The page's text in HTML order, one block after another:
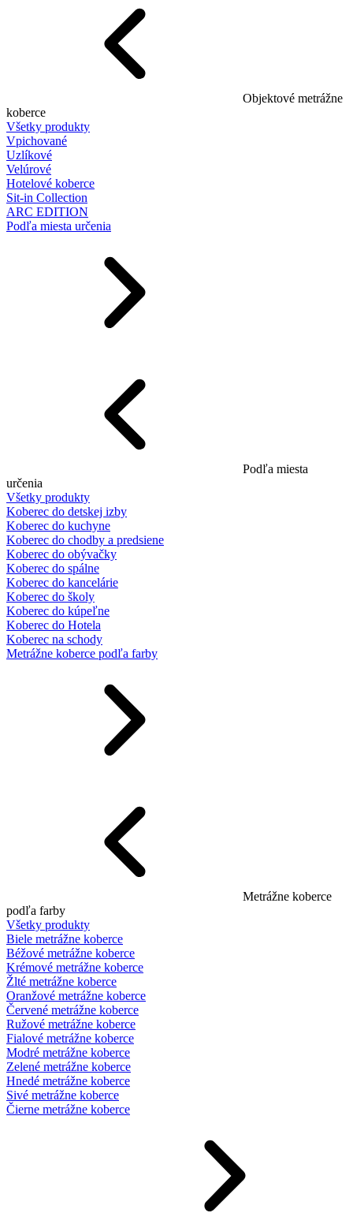
Objektové metrážne
koberce
Všetky produkty
Vpichované
Uzlíkové
Velúrové
Hotelové koberce
Sit-in Collection
ARC EDITION
Podľa miesta určenia
Podľa miesta
určenia
Všetky produkty
Koberec do detskej izby
Koberec do kuchyne
Koberec do chodby a predsiene
Koberec do obývačky
Koberec do spálne
Koberec do kancelárie
Koberec do školy
Koberec do kúpeľne
Koberec do Hotela
Koberec na schody
Metrážne koberce podľa farby
Metrážne koberce
podľa farby
Všetky produkty
Biele metrážne koberce
Béžové metrážne koberce
Krémové metrážne koberce
Žlté metrážne koberce
Oranžové metrážne koberce
Červené metrážne koberce
Ružové metrážne koberce
Fialové metrážne koberce
Modré metrážne koberce
Zelené metrážne koberce
Hnedé metrážne koberce
Sivé metrážne koberce
Čierne metrážne koberce